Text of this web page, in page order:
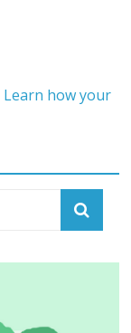
Learn how your